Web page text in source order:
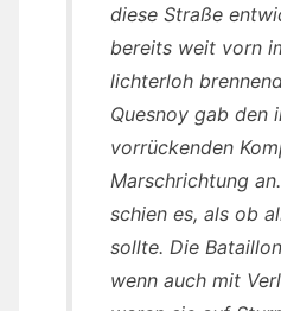
diese Straße
bereits weit vorn
lichterloh
Quesnoy gab den
vorrückenden
Marschrichtung
schien es, als ob
sollte. Die
wenn auch mit